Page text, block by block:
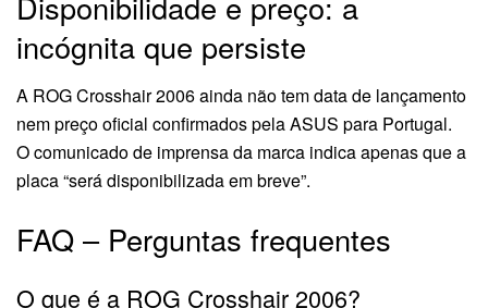
incógnita que persiste
A ROG Crosshair 2006 ainda não tem data de lançamento
nem preço oficial confirmados pela ASUS para Portugal.
O comunicado de imprensa da marca indica apenas que a
placa “será disponibilizada em breve”.
FAQ – Perguntas frequentes
O que é a ROG Crosshair 2006?